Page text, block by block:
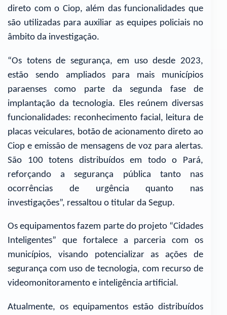
direto com o Ciop, além das funcionalidades que
são utilizadas para auxiliar as equipes policiais no
âmbito da investigação.
“Os totens de segurança, em uso desde 2023,
estão sendo ampliados para mais municípios
paraenses como parte da segunda fase de
implantação da tecnologia. Eles reúnem diversas
funcionalidades: reconhecimento facial, leitura de
placas veiculares, botão de acionamento direto ao
Ciop e emissão de mensagens de voz para alertas.
São 100 totens distribuídos em todo o Pará,
reforçando a segurança pública tanto nas
ocorrências de urgência quanto nas
investigações”, ressaltou o titular da Segup.
Os equipamentos fazem parte do projeto “Cidades
Inteligentes” que fortalece a parceria com os
municípios, visando potencializar as ações de
segurança com uso de tecnologia, com recurso de
videomonitoramento e inteligência artificial.
Atualmente, os equipamentos estão distribuídos